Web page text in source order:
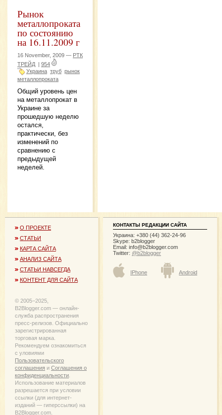
Рынок
металлопроката
по состоянию
на 16.11.2009 г
16 November, 2009 — РТК
ТРЕЙД | 954
Украина труб рынок
металлопроката
Общий уровень цен
на металлопрокат в
Украине за
прошедшую неделю
остался,
практически, без
изменений по
сравнению с
предыдущей
неделей.
О ПРОЕКТЕ
СТАТЬИ
КАРТА САЙТА
АНАЛИЗ САЙТА
СТАТЬИ НАВСЕГДА
КОНТЕНТ ДЛЯ САЙТА
© 2005−2025,
B2Blogger.com — онлайн-
служба распространения
пресс-релизов. Официально
зарегистрированная
торговая марка.
Рекомендуем ознакомиться
с уловиями
Пользовательского
соглашения и Соглашения о
конфиденциальности
Использование материалов
разрешается при условии
ссылки (для интернет-
изданий — гиперссылки) на
B2Blogger.com.
КОНТАКТЫ РЕДАКЦИИ САЙТА
Украина: +380 (44) 362-24-96
Skype: b2blogger
Email: info@b2blogger.com
Twitter: @b2blogger
IPhone Android